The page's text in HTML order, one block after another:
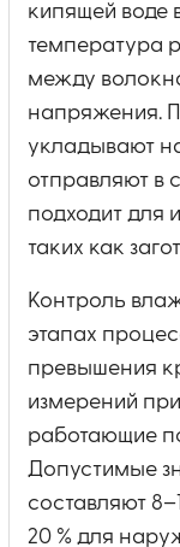
кипящей воде
температура
между
напряжения.
укладывают
отправляют в
подходит для
таких как
Контроль
этапах
превышения
измерений
работающие
Допустимые
составляют
20 % для